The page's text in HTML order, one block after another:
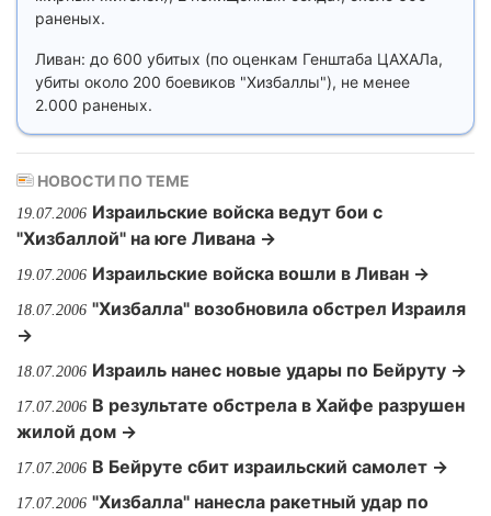
раненых.
Ливан: до 600 убитых (по оценкам Генштаба ЦАХАЛа,
убиты около 200 боевиков "Хизбаллы"), не менее
2.000 раненых.
НОВОСТИ ПО ТЕМЕ
19.07.2006 Израильские войска ведут бои с
"Хизбаллой" на юге Ливана →
19.07.2006 Израильские войска вошли в Ливан →
18.07.2006 "Хизбалла" возобновила обстрел Израиля
→
18.07.2006 Израиль нанес новые удары по Бейруту →
17.07.2006 В результате обстрела в Хайфе разрушен
жилой дом →
17.07.2006 В Бейруте сбит израильский самолет →
17.07.2006 "Хизбалла" нанесла ракетный удар по